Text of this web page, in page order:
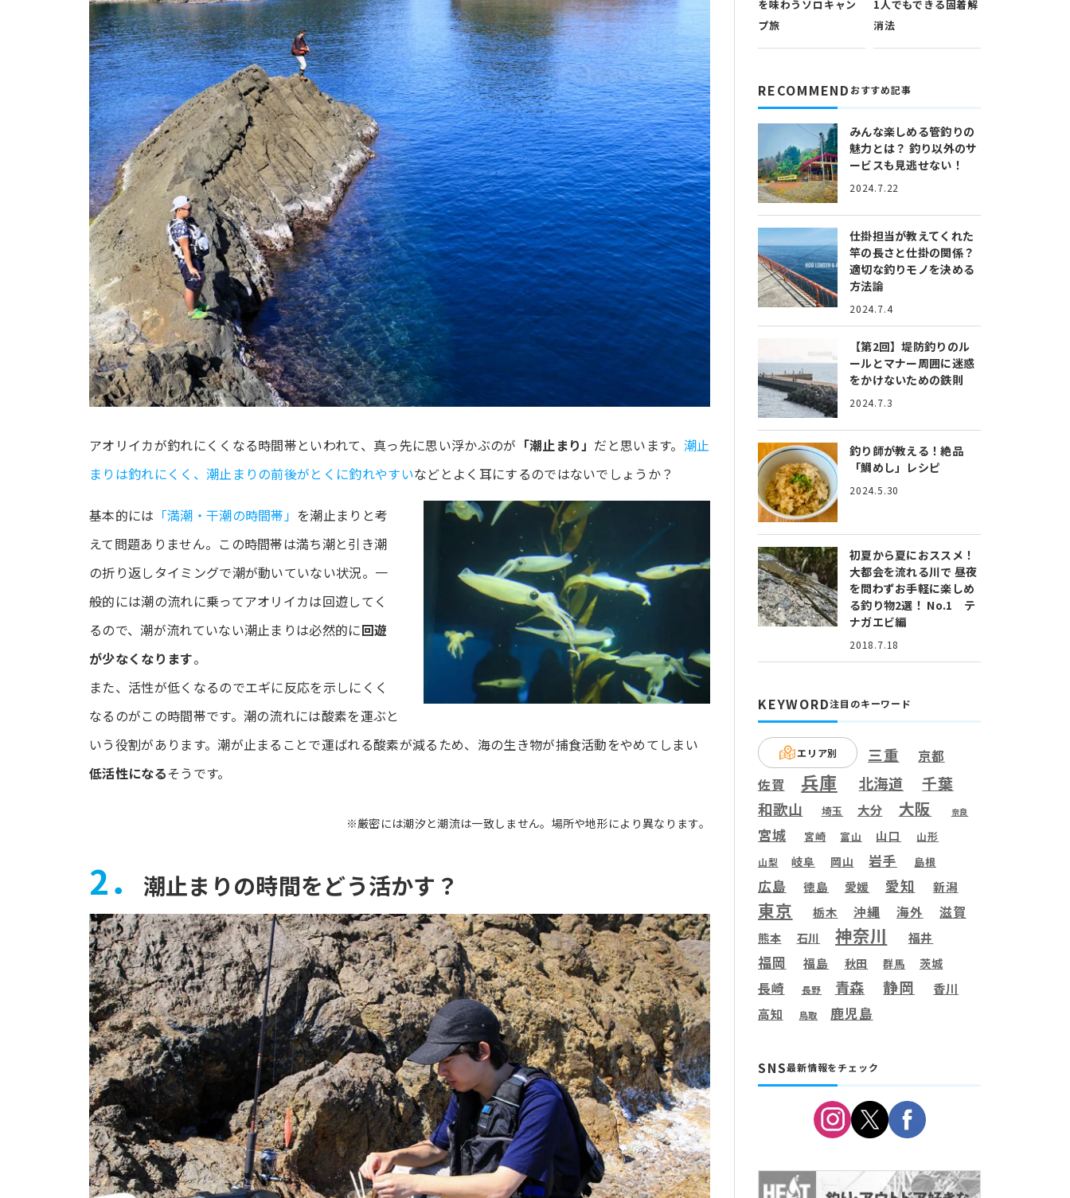
アオリイカが釣れにくくなる時間帯といわれて、真っ先に思い浮かぶのが 「潮止まり」 だと思います。 潮止
まりは釣れにくく、潮止まりの前後がとくに釣れやすいなどとよく耳にするのではないでしょうか？
基本的には 「満潮・干潮の時間帯」 を潮止まりと考
えて問題ありません。この時間帯は満ち潮と引き潮
の折り返しタイミングで潮が動いていない状況。一
般的には潮の流れに乗ってアオリイカは回遊してく
るので、潮が流れていない潮止まりは必然的に回遊
が少なくなります。
また、活性が低くなるのでエギに反応を示しにくく
なるのがこの時間帯です。潮の流れには酸素を運ぶと
いう役割があります。潮が止まることで運ばれる酸素が減るため、海の生き物が捕食活動をやめてしまい
低活性になるそうです。
※厳密には潮汐と潮流は一致しません。場所や地形により異なります。
2． 潮止まりの時間をどう活かす？
を味わうソロキャン
プ旅
1人でもできる固着解
消法
RECOMMEND おすすめ記事
みんな楽しめる管釣りの
魅力とは？ 釣り以外のサ
ービスも見逃せない！
2024.7.22
仕掛担当が教えてくれた
竿の長さと仕掛の関係？
適切な釣りモノを決める
方法論
2024.7.4
【第2回】堤防釣りのル
ールとマナー周囲に迷惑
をかけないための鉄則
2024.7.3
釣り師が教える！絶品
「鯛めし」レシピ
2024.5.30
初夏から夏におススメ！
大都会を流れる川で 昼夜
を問わずお手軽に楽しめ
る釣り物2選！ No.1 テ
ナガエビ編
2018.7.18
KEYWORD注目のキーワード
エリア別 三重 京都
佐賀 兵庫 北海道 千葉
和歌山 埼玉 大分 大阪 奈良
宮城 宮崎 富山 山口 山形
山梨 岐阜 岡山 岩手 島根
広島 徳島 愛媛 愛知 新潟
東京 栃木 沖縄 海外 滋賀
熊本 石川 神奈川 福井
福岡 福島 秋田 群馬 茨城
長崎 長野 青森 静岡 香川
高知 鳥取 鹿児島
SNS最新情報をチェック